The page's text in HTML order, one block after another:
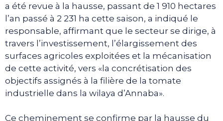
a été revue à la hausse, passant de 1 910 hectares
l’an passé à 2 231 ha cette saison, a indiqué le
responsable, affirmant que le secteur se dirige, à
travers l’investissement, l’élargissement des
surfaces agricoles exploitées et la mécanisation
de cette activité, vers «la concrétisation des
objectifs assignés à la filière de la tomate
industrielle dans la wilaya d’Annaba».
Ce cheminement se confirme par la hausse du